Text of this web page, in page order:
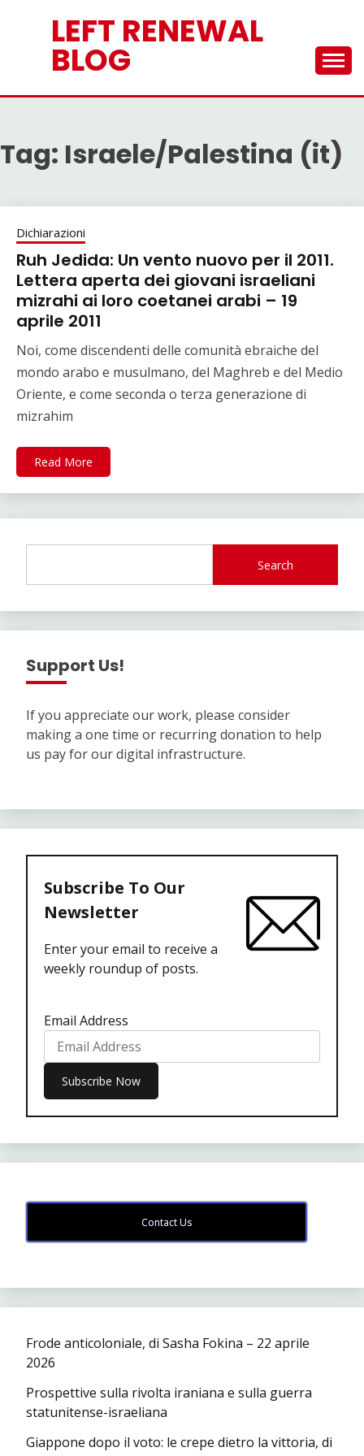
LEFT RENEWAL
BLOG
Tag: Israele/Palestina (it)
Dichiarazioni
Ruh Jedida: Un vento nuovo per il 2011.
Lettera aperta dei giovani israeliani
mizrahi ai loro coetanei arabi – 19
aprile 2011
Noi, come discendenti delle comunità ebraiche del
mondo arabo e musulmano, del Maghreb e del Medio
Oriente, e come seconda o terza generazione di
mizrahim
Read More
Search
Support Us!
If you appreciate our work, please consider
making a one time or recurring donation to help
us pay for our digital infrastructure.
Subscribe To Our
Newsletter
Enter your email to receive a
weekly roundup of posts.
Email Address
Contact Us
Frode anticoloniale, di Sasha Fokina – 22 aprile
2026
Prospettive sulla rivolta iraniana e sulla guerra
statunitense-israeliana
Giappone dopo il voto: le crepe dietro la vittoria, di